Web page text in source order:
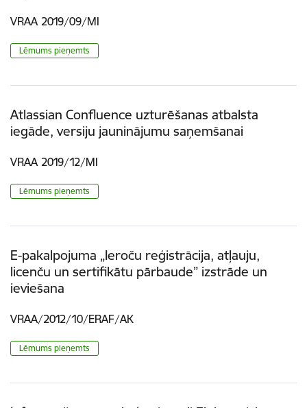
VRAA 2019/09/MI
Lēmums pieņemts
Atlassian Confluence uzturēšanas atbalsta
iegāde, versiju jauninājumu saņemšanai
VRAA 2019/12/MI
Lēmums pieņemts
E-pakalpojuma „Ieroču reģistrācija, atļauju,
licenču un sertifikātu pārbaude” izstrāde un
ieviešana
VRAA/2012/10/ERAF/AK
Lēmums pieņemts